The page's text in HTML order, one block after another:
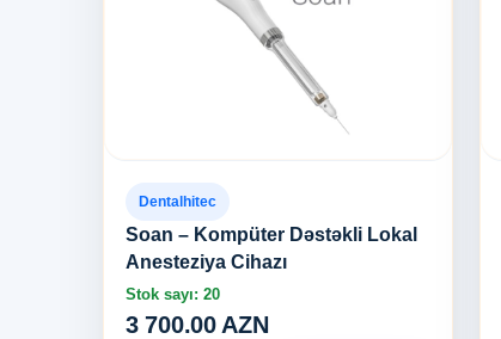
Dentalhitec
Soan – Kompüter Dəstəkli Lokal
Anesteziya Cihazı
Stok sayı: 20
3 700.00 AZN